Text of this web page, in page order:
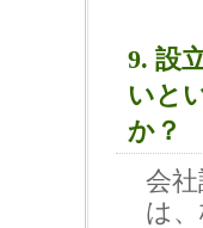
9. 設
いと
か？
会
は